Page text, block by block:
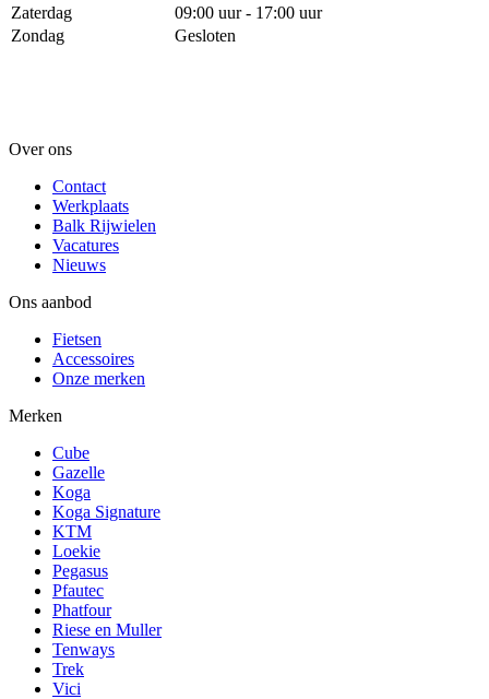
Zaterdag
09:00 uur - 17:00 uur
Zondag
Gesloten
Over ons
Contact
Werkplaats
Balk Rijwielen
Vacatures
Nieuws
Ons aanbod
Fietsen
Accessoires
Onze merken
Merken
Cube
Gazelle
Koga
Koga Signature
KTM
Loekie
Pegasus
Pfautec
Phatfour
Riese en Muller
Tenways
Trek
Vici